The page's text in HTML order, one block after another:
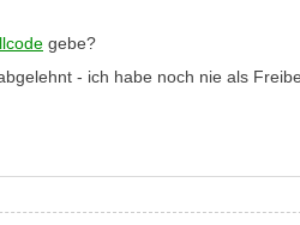
gebe?
- ich habe noch nie als